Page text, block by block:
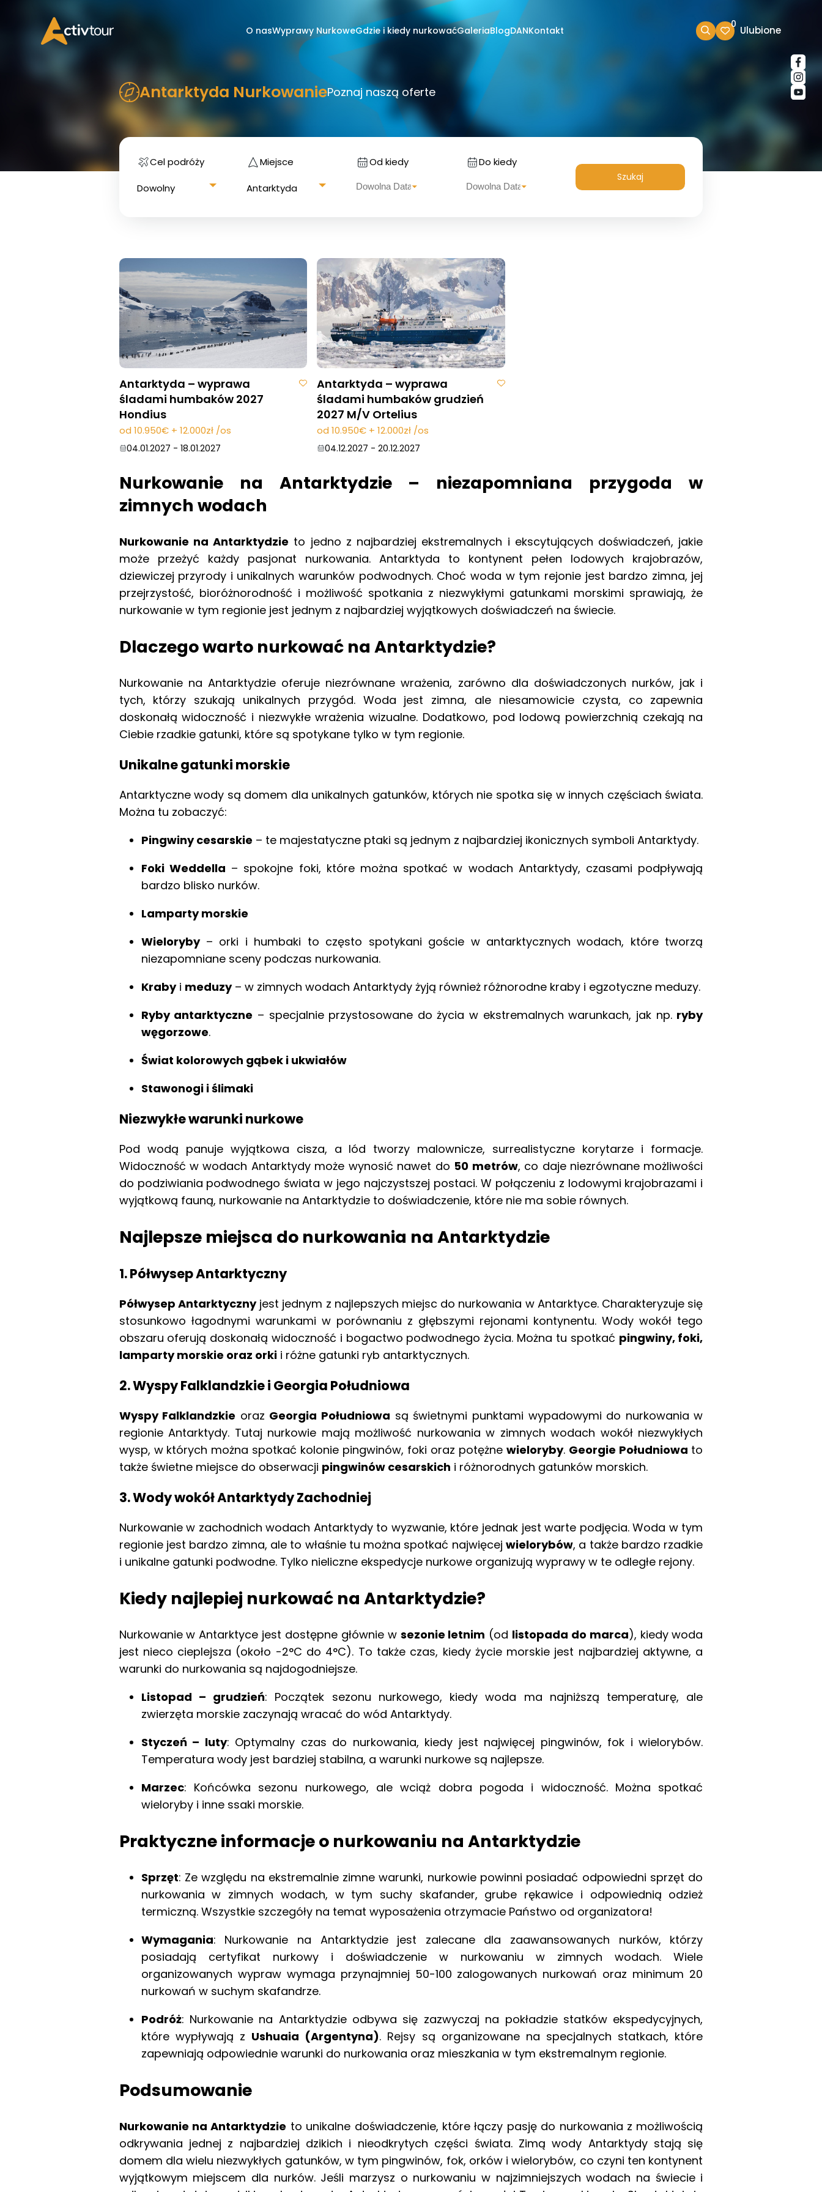
O nasWyprawy NurkoweGdzie i kiedy nurkowaćGaleriaBlogDANKontakt
0
Ulubione
Antarktyda NurkowaniePoznaj naszą oferte
Cel podróży
Dowolny
Miejsce
Antarktyda
Od kiedy Do kiedy
Szukaj
Antarktyda – wyprawa
śladami humbaków 2027
Hondius
od 10.950€ + 12.000zł /os
04.01.2027 -18.01.2027
Antarktyda – wyprawa
śladami humbaków grudzień
2027 M/V Ortelius
od 10.950€ + 12.000zł /os
04.12.2027 -20.12.2027
Nurkowanie na Antarktydzie – niezapomniana przygoda w
zimnych wodach
Nurkowanie na Antarktydzie to jedno z najbardziej ekstremalnych i ekscytujących doświadczeń, jakie
może przeżyć każdy pasjonat nurkowania. Antarktyda to kontynent pełen lodowych krajobrazów,
dziewiczej przyrody i unikalnych warunków podwodnych. Choć woda w tym rejonie jest bardzo zimna, jej
przejrzystość, bioróżnorodność i możliwość spotkania z niezwykłymi gatunkami morskimi sprawiają, że
nurkowanie w tym regionie jest jednym z najbardziej wyjątkowych doświadczeń na świecie.
Dlaczego warto nurkować na Antarktydzie?
Nurkowanie na Antarktydzie oferuje niezrównane wrażenia, zarówno dla doświadczonych nurków, jak i
tych, którzy szukają unikalnych przygód. Woda jest zimna, ale niesamowicie czysta, co zapewnia
doskonałą widoczność i niezwykłe wrażenia wizualne. Dodatkowo, pod lodową powierzchnią czekają na
Ciebie rzadkie gatunki, które są spotykane tylko w tym regionie.
Unikalne gatunki morskie
Antarktyczne wody są domem dla unikalnych gatunków, których nie spotka się w innych częściach świata.
Można tu zobaczyć:
Pingwiny cesarskie – te majestatyczne ptaki są jednym z najbardziej ikonicznych symboli Antarktydy.
Foki Weddella – spokojne foki, które można spotkać w wodach Antarktydy, czasami podpływają
bardzo blisko nurków.
Lamparty morskie
Wieloryby– orki i humbaki to często spotykani goście w antarktycznych wodach, które tworzą
niezapomniane sceny podczas nurkowania.
Krabyi meduzy– w zimnych wodach Antarktydy żyją również różnorodne kraby i egzotyczne meduzy.
Ryby antarktyczne – specjalnie przystosowane do życia w ekstremalnych warunkach, jak np. ryby
węgorzowe.
Świat kolorowych gąbek i ukwiałów
Stawonogi i ślimaki
Niezwykłe warunki nurkowe
Pod wodą panuje wyjątkowa cisza, a lód tworzy malownicze, surrealistyczne korytarze i formacje.
Widoczność w wodach Antarktydy może wynosić nawet do 50 metrów, co daje niezrównane możliwości
do podziwiania podwodnego świata w jego najczystszej postaci. W połączeniu z lodowymi krajobrazami i
wyjątkową fauną, nurkowanie na Antarktydzie to doświadczenie, które nie ma sobie równych.
Najlepsze miejsca do nurkowania na Antarktydzie
1.Półwysep Antarktyczny
Półwysep Antarktycznyjest jednym z najlepszych miejsc do nurkowania w Antarktyce. Charakteryzuje się
stosunkowo łagodnymi warunkami w porównaniu z głębszymi rejonami kontynentu. Wody wokół tego
obszaru oferują doskonałą widoczność i bogactwo podwodnego życia. Można tu spotkać pingwiny, foki,
lamparty morskie oraz orkii różne gatunki ryb antarktycznych.
2.Wyspy Falklandzkie i Georgia Południowa
Wyspy Falklandzkie oraz Georgia Południowa są świetnymi punktami wypadowymi do nurkowania w
regionie Antarktydy. Tutaj nurkowie mają możliwość nurkowania w zimnych wodach wokół niezwykłych
wysp, w których można spotkać kolonie pingwinów, foki oraz potężne wieloryby. Georgie Południowa to
także świetne miejsce do obserwacji pingwinów cesarskich i różnorodnych gatunków morskich.
3.Wody wokół Antarktydy Zachodniej
Nurkowanie w zachodnich wodach Antarktydy to wyzwanie, które jednak jest warte podjęcia. Woda w tym
regionie jest bardzo zimna, ale to właśnie tu można spotkać najwięcejwielorybów, a także bardzo rzadkie
i unikalne gatunki podwodne. Tylko nieliczne ekspedycje nurkowe organizują wyprawy w te odległe rejony.
Kiedy najlepiej nurkować na Antarktydzie?
Nurkowanie w Antarktyce jest dostępne głównie w sezonie letnim (od listopada do marca), kiedy woda
jest nieco cieplejsza (około -2°C do 4°C). To także czas, kiedy życie morskie jest najbardziej aktywne, a
warunki do nurkowania są najdogodniejsze.
Listopad – grudzień: Początek sezonu nurkowego, kiedy woda ma najniższą temperaturę, ale
zwierzęta morskie zaczynają wracać do wód Antarktydy.
Styczeń – luty: Optymalny czas do nurkowania, kiedy jest najwięcej pingwinów, fok i wielorybów.
Temperatura wody jest bardziej stabilna, a warunki nurkowe są najlepsze.
Marzec: Końcówka sezonu nurkowego, ale wciąż dobra pogoda i widoczność. Można spotkać
wieloryby i inne ssaki morskie.
Praktyczne informacje o nurkowaniu na Antarktydzie
Sprzęt: Ze względu na ekstremalnie zimne warunki, nurkowie powinni posiadać odpowiedni sprzęt do
nurkowania w zimnych wodach, w tym suchy skafander, grube rękawice i odpowiednią odzież
termiczną. Wszystkie szczegóły na temat wyposażenia otrzymacie Państwo od organizatora!
Wymagania: Nurkowanie na Antarktydzie jest zalecane dla zaawansowanych nurków, którzy
posiadają certyfikat nurkowy i doświadczenie w nurkowaniu w zimnych wodach. Wiele
organizowanych wypraw wymaga przynajmniej 50-100 zalogowanych nurkowań oraz minimum 20
nurkowań w suchym skafandrze.
Podróż: Nurkowanie na Antarktydzie odbywa się zazwyczaj na pokładzie statków ekspedycyjnych,
które wypływają z Ushuaia (Argentyna). Rejsy są organizowane na specjalnych statkach, które
zapewniają odpowiednie warunki do nurkowania oraz mieszkania w tym ekstremalnym regionie.
Podsumowanie
Nurkowanie na Antarktydzie to unikalne doświadczenie, które łączy pasję do nurkowania z możliwością
odkrywania jednej z najbardziej dzikich i nieodkrytych części świata. Zimą wody Antarktydy stają się
domem dla wielu niezwykłych gatunków, w tym pingwinów, fok, orków i wielorybów, co czyni ten kontynent
wyjątkowym miejscem dla nurków. Jeśli marzysz o nurkowaniu w najzimniejszych wodach na świecie i